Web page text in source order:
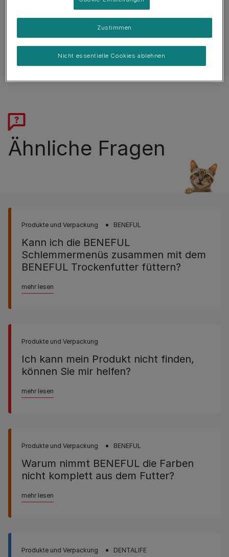
Wir verwenden jetzt nicht-künstliche
Farbstoffe in der Nahrung.
Diese müssen wir als Inhaltsstoffe auf der Verpackung
Ähnliche Fragen
Produkte und Verpackung BENEFUL
Kann ich die BENEFUL
Schlemmermenüs zusammen mit dem
BENEFUL Trockenfutter füttern?
mehr lesen
Produkte und Verpackung
Ich kann mein Produkt nicht finden,
können Sie mir helfen?
mehr lesen
Produkte und Verpackung BENEFUL
Warum nimmt BENEFUL die Farben
nicht komplett aus dem Futter?
mehr lesen
Produkte und Verpackung DENTALIFE
Nicht essentielle Cookies ablehnen
Zustimmen